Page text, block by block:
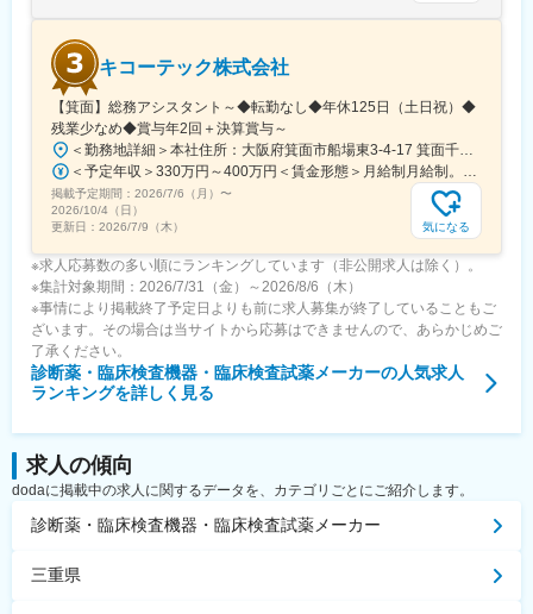
変更の範囲：会社の定める業務
キコーテック株式会社
【箕面】総務アシスタント～◆転勤なし◆年休125日（土日祝）◆
残業少なめ◆賞与年2回＋決算賞与～
＜勤務地詳細＞本社住所：大阪府箕面市船場東3-4-17 箕面千里ビル6F勤務地最寄駅：阪急北大阪急行線／箕面船場阪大前駅受動喫煙対策：屋内全面禁煙変更の範囲：会社の定める事業所
＜予定年収＞330万円～400万円＜賃金形態＞月給制月給制。賞与年2回（4.5か月分）＋決算賞与。＜賃金内訳＞月額（基本給）：210,000円～255,000円＜月給＞210,000円～255,000円＜昇給有無＞有＜残業手当＞有＜給与補足＞賞与は年2回（4.5か月分）＋決算賞与あり。固定残業はなく、残業は実残業分すべて支給されます。賃金はあくまでも目安の金額であり、選考を通じて上下する可能性があります。月給(月額)は固定手当を含めた表記です。
掲載予定期間： 2026/7/6（月） 〜
2026/10/4（日）
更新日： 2026/7/9（木） 気になる
※求人応募数の多い順にランキングしています（非公開求人は除く）。
※集計対象期間：2026/7/31（金）～2026/8/6（木）
※事情により掲載終了予定日よりも前に求人募集が終了していることもご
ざいます。その場合は当サイトから応募はできませんので、あらかじめご
了承ください。
診断薬・臨床検査機器・臨床検査試薬メーカーの人気求人
ランキングを詳しく見る
求人の傾向
dodaに掲載中の求人に関するデータを、カテゴリごとにご紹介します。
診断薬・臨床検査機器・臨床検査試薬メーカー
三重県